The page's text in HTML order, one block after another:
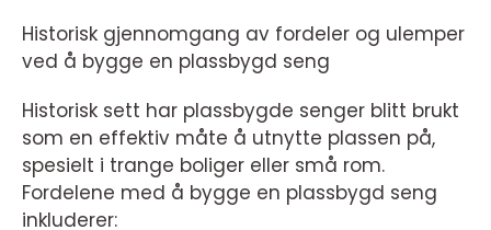
Historisk gjennomgang av fordeler og ulemper
ved å bygge en plassbygd seng
Historisk sett har plassbygde senger blitt brukt
som en effektiv måte å utnytte plassen på,
spesielt i trange boliger eller små rom.
Fordelene med å bygge en plassbygd seng
inkluderer: